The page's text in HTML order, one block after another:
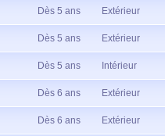
Dès 5 ans Extérieur
Dès 5 ans Extérieur
Dès 5 ans Intérieur
Dès 6 ans Extérieur
Dès 6 ans Extérieur